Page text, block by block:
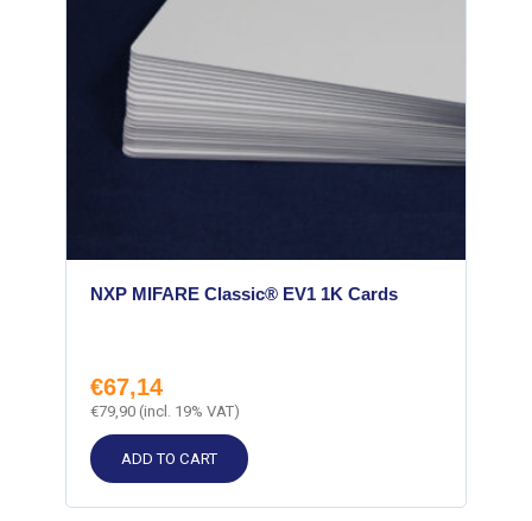
NXP MIFARE Classic® EV1 1K Cards
€67,14
€79,90 (incl. 19% VAT)
ADD TO CART